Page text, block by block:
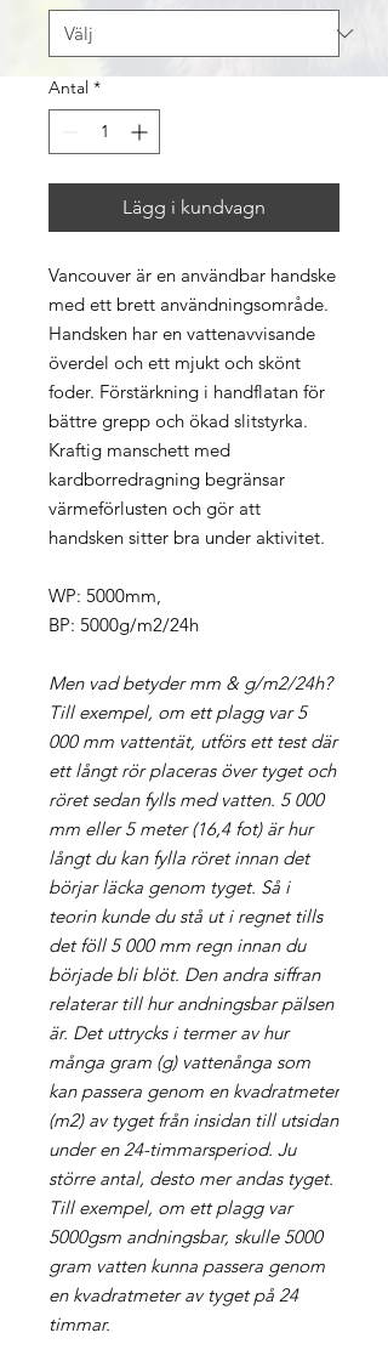
Antal *
Lägg i kundvagn
Vancouver är en användbar handske
med ett brett användningsområde.
Handsken har en vattenavvisande
överdel och ett mjukt och skönt
foder. Förstärkning i handflatan för
bättre grepp och ökad slitstyrka.
Kraftig manschett med
kardborredragning begränsar
värmeförlusten och gör att
handsken sitter bra under aktivitet.
WP: 5000mm,
BP: 5000g/m2/24h
Men vad betyder mm & g/m2/24h?
Till exempel, om ett plagg var 5
000 mm vattentät, utförs ett test där
ett långt rör placeras över tyget och
röret sedan fylls med vatten. 5 000
mm eller 5 meter (16,4 fot) är hur
långt du kan fylla röret innan det
börjar läcka genom tyget. Så i
teorin kunde du stå ut i regnet tills
det föll 5 000 mm regn innan du
började bli blöt. Den andra siffran
relaterar till hur andningsbar pälsen
är. Det uttrycks i termer av hur
många gram (g) vattenånga som
kan passera genom en kvadratmeter
(m2) av tyget från insidan till utsidan
under en 24-timmarsperiod. Ju
större antal, desto mer andas tyget.
Till exempel, om ett plagg var
5000gsm andningsbar, skulle 5000
gram vatten kunna passera genom
en kvadratmeter av tyget på 24
timmar.